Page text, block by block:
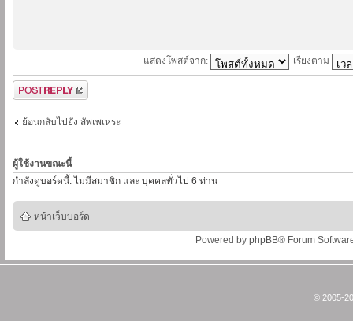
แสดงโพสต์จาก: เรียงตาม
ตอบกระทู้
ย้อนกลับไปยัง สัพเพเหระ
ผู้ใช้งานขณะนี้
กำลังดูบอร์ดนี้: ไม่มีสมาชิก และ บุคคลทั่วไป 6 ท่าน
หน้าเว็บบอร์ด
Powered by phpBB® Forum
© 2005-